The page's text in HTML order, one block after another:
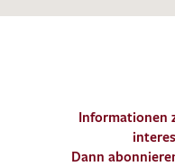
Informationen
Dann